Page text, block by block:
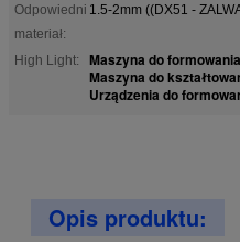
Odpowiedni
materiał:
1.5-2mm ((DX51 -
High Light: Maszyna do
Maszyna do
Urządzenia do
Opis produktu: